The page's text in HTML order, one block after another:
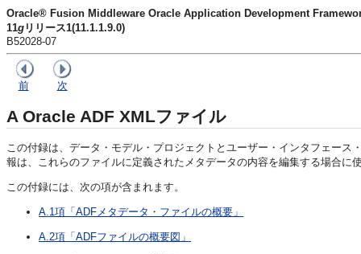
Oracle® Fusion Middleware Oracle Application Development
11g リリース1(11.1.1.9.0)
B52028-07
前 次
AOracle ADF XMLファイル
この付録は、データ・モデル・プロジェクトとユーザー・インタフェー
報は、これらのファイルに定義されたメタデータの内容を編集する場合に
この付録には、次の項が含まれます。
A.1項「ADFメタデータ・ファイルの概要」
A.2項「ADFファイルの概要図」